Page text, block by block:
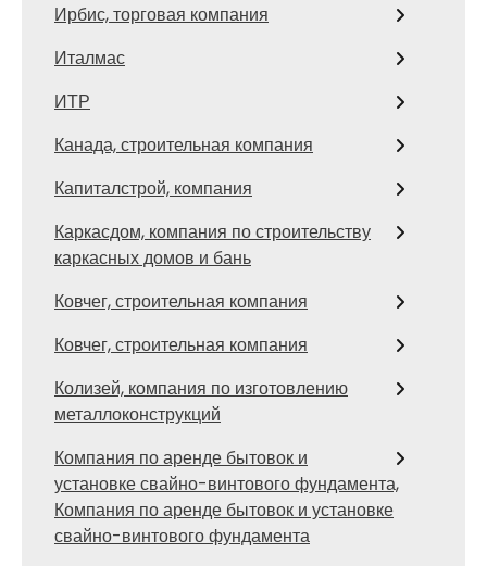
Ирбис, торговая компания
Италмас
ИТР
Канада, строительная компания
Капиталстрой, компания
Каркасдом, компания по строительству
каркасных домов и бань
Ковчег, строительная компания
Ковчег, строительная компания
Колизей, компания по изготовлению
металлоконструкций
Компания по аренде бытовок и
установке свайно-винтового фундамента,
Компания по аренде бытовок и установке
свайно-винтового фундамента